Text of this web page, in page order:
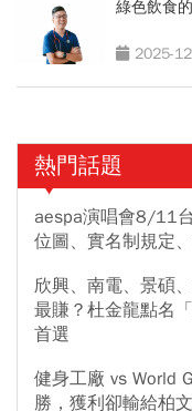
綠色飲食
2025-
熱門話題
aespa演唱會8/11
位圖、實名制規定
欣興、南電、景碩
最賺？杜金龍點名
首選
健身工廠 vs World
勝，獲利卻輸給柏